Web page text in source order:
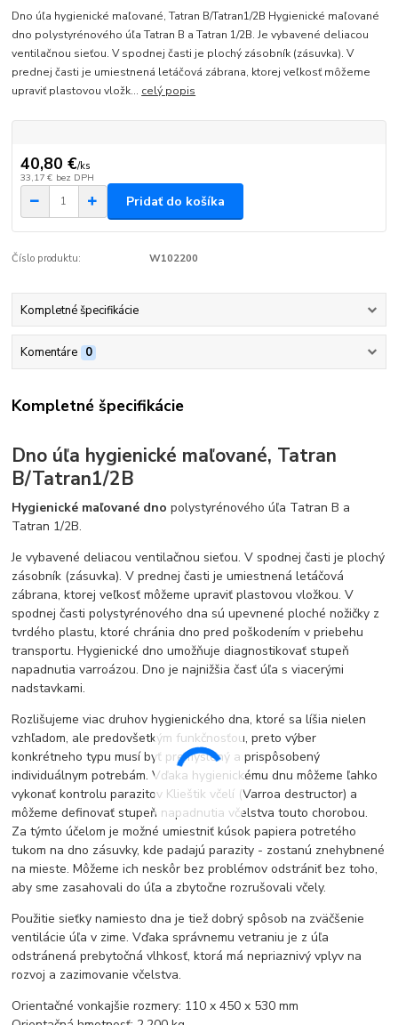
Dno úľa hygienické maľované, Tatran B/Tatran1/2B Hygienické maľované
dno polystyrénového úľa Tatran B a Tatran 1/2B. Je vybavené deliacou
ventilačnou sieťou. V spodnej časti je plochý zásobník (zásuvka). V
prednej časti je umiestnená letáčová zábrana, ktorej veľkosť môžeme
upraviť plastovou vložk... celý popis
40,80 €/ks
33,17 € bez DPH
Pridať do košíka
Číslo produktu: W102200
Kompletné špecifikácie
Komentáre 0
Kompletné špecifikácie
Dno úľa hygienické maľované, Tatran
B/Tatran1/2B
Hygienické maľované dno polystyrénového úľa Tatran B a
Tatran 1/2B.
Je vybavené deliacou ventilačnou sieťou. V spodnej časti je plochý
zásobník (zásuvka). V prednej časti je umiestnená letáčová
zábrana, ktorej veľkosť môžeme upraviť plastovou vložkou. V
spodnej časti polystyrénového dna sú upevnené ploché nožičky z
tvrdého plastu, ktoré chránia dno pred poškodením v priebehu
transportu. Hygienické dno umožňuje diagnostikovať stupeň
napadnutia varroázou. Dno je najnižšia časť úľa s viacerými
nadstavkami.
Rozlišujeme viac druhov hygienického dna, ktoré sa líšia nielen
vzhľadom, ale predovšetkým funkčnosťou, preto výber
konkrétneho typu musí byť premyslený a prispôsobený
individuálnym potrebám. Vďaka hygienickému dnu môžeme ľahko
vykonať kontrolu parazitov Klieštik včelí (Varroa destructor) a
môžeme definovať stupeň napadnutia včelstva touto chorobou.
Za týmto účelom je možné umiestniť kúsok papiera potretého
tukom na dno zásuvky, kde padajú parazity - zostanú znehybnené
na mieste. Môžeme ich neskôr bez problémov odstrániť bez toho,
aby sme zasahovali do úľa a zbytočne rozrušovali včely.
Použitie sieťky namiesto dna je tiež dobrý spôsob na zväčšenie
ventilácie úľa v zime. Vďaka správnemu vetraniu je z úľa
odstránená prebytočná vlhkosť, ktorá má nepriaznivý vplyv na
rozvoj a zazimovanie včelstva.
Orientačné vonkajšie rozmery: 110 x 450 x 530 mm